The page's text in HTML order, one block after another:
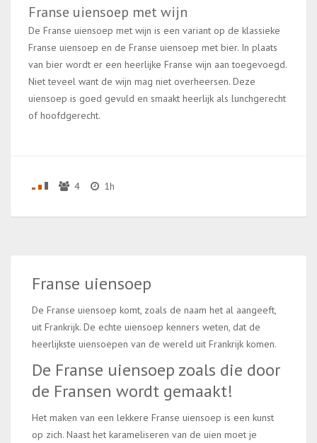
Franse uiensoep met wijn
De Franse uiensoep met wijn is een variant op de klassieke
Franse uiensoep en de Franse uiensoep met bier. In plaats
van bier wordt er een heerlijke Franse wijn aan toegevoegd.
Niet teveel want de wijn mag niet overheersen. Deze
uiensoep is goed gevuld en smaakt heerlijk als lunchgerecht
of hoofdgerecht.
4 1h
Franse uiensoep
De Franse uiensoep komt, zoals de naam het al aangeeft,
uit Frankrijk. De echte uiensoep kenners weten, dat de
heerlijkste uiensoepen van de wereld uit Frankrijk komen.
De Franse uiensoep zoals die door
de Fransen wordt gemaakt!
Het maken van een lekkere Franse uiensoep is een kunst
op zich. Naast het karameliseren van de uien moet je